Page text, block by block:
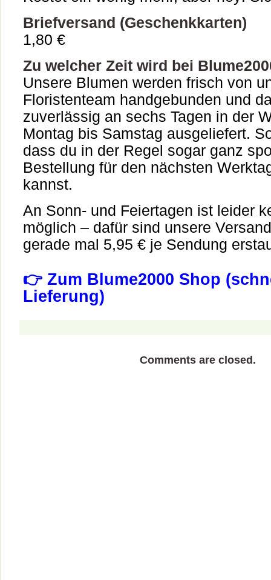
Briefversand (Geschenkkarten)
1,80 €
Zu welcher Zeit wird bei
Unsere Blumen werden frisch von
Floristenteam handgebunden und
zuverlässig an sechs Tagen in der
Montag bis Samstag ausgeliefert.
dass du in der Regel sogar ganz
Bestellung für den nächsten
kannst.
An Sonn- und Feiertagen ist leider
möglich – dafür sind unsere
gerade mal 5,95 € je Sendung
👉 Zum Blume2000 Shop
Lieferung)
Comments are closed.